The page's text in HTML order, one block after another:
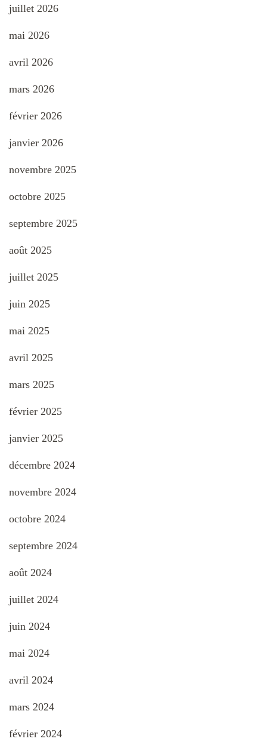
juillet 2026
mai 2026
avril 2026
mars 2026
février 2026
janvier 2026
novembre 2025
octobre 2025
septembre 2025
août 2025
juillet 2025
juin 2025
mai 2025
avril 2025
mars 2025
février 2025
janvier 2025
décembre 2024
novembre 2024
octobre 2024
septembre 2024
août 2024
juillet 2024
juin 2024
mai 2024
avril 2024
mars 2024
février 2024